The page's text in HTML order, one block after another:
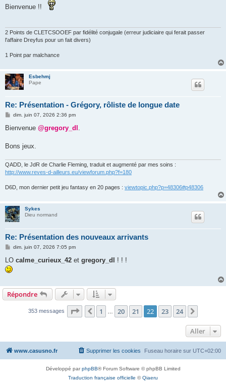
s
Bienvenue !!
2 Points de CLETCSOOEF par fidélité conjugale (erreur judiciaire qui ferait passer
l'affaire Dreyfus pour un fait divers)
1 Point par malchance
Esbehmj
Pape
Re: Présentation - Grégory, rôliste de longue date
M
s
g
dim. juin 07, 2026 2:36 pm
Bienvenue @gregory_dl
Bons jeux.
QADD, le JdR de Charlie Fleming, traduit et augmenté par mes soins :
http://www.reves-d-ailleurs.eu/viewforum.php?f=180
D6D, mon dernier petit jeu fantasy en 20 pages : viewtopic.php?p=48306#p48306
Sykes
Dieu normand
Re: Présentation des nouveaux arrivants
M
s
a
dim. juin 07, 2026 7:05 pm
LO calme_curieux_42 et gregory_dl ! ! !
Répondre
353 messages Page 22 sur 24
Précédent
1 20 21 22 23 24
Aller
www.casusno.fr Fuseau horaire sur UTC+02:00
Supprimer les cookies
Développé parphpBB® Forum Software © phpBB Limited
Traduction française officielle ©Qiaeru